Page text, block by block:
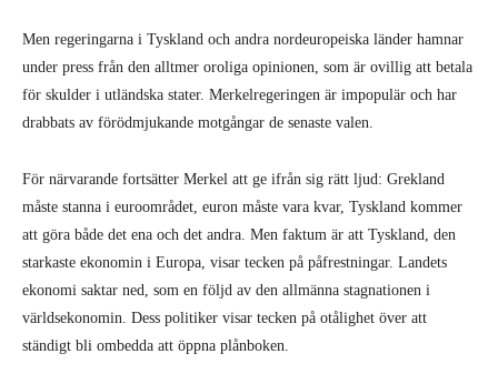
Men regeringarna i Tyskland och andra nordeuropeiska länder hamnar
under press från den alltmer oroliga opinionen, som är ovillig att betala
för skulder i utländska stater. Merkelregeringen är impopulär och har
drabbats av förödmjukande motgångar de senaste valen.
För närvarande fortsätter Merkel att ge ifrån sig rätt ljud: Grekland
måste stanna i euroområdet, euron måste vara kvar, Tyskland kommer
att göra både det ena och det andra. Men faktum är att Tyskland, den
starkaste ekonomin i Europa, visar tecken på påfrestningar. Landets
ekonomi saktar ned, som en följd av den allmänna stagnationen i
världsekonomin. Dess politiker visar tecken på otålighet över att
ständigt bli ombedda att öppna plånboken.